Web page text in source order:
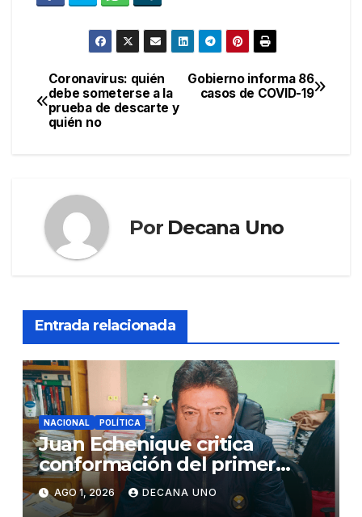
Navegación
de
Gobierno informa 86
casos de COVID-19
Coronavirus: quién
debe someterse a la
prueba de descarte y
quién no
Por Decana Uno
Entrada relacionada
NACIONAL POLÍTICA
Juan Echenique critica
conformación del primer
gabinete ministerial de Keiko
Fujimori
AGO 1, 2026 DECANA UNO